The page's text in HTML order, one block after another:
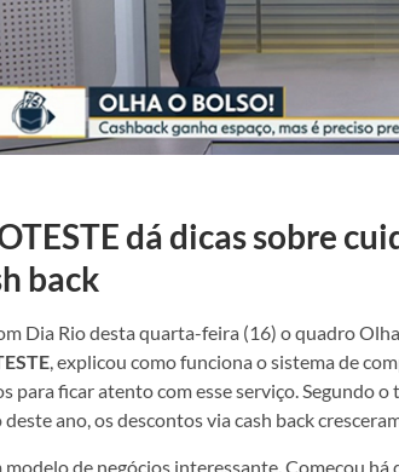
dá dicas sobre
back
Dia Rio desta quarta-feira (16) o quadro
, explicou como funciona o sistema de
para ficar atento com esse serviço. Segundo
ano, os descontos via cash back
modelo de negócios interessante. Começou há